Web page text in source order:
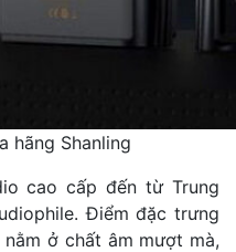
hãng Shanling
cao cấp đến từ Trung
Điểm đặc trưng
ở chất âm mượt mà,